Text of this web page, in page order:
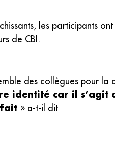
les participants
de CBI.
des collègues pour
identité car il
» a-t-il dit